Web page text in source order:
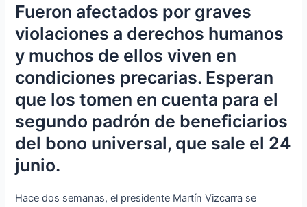
Fueron afectados por graves
violaciones a derechos humanos
y muchos de ellos viven en
condiciones precarias. Esperan
que los tomen en cuenta para el
segundo padrón de beneficiarios
del bono universal, que sale el 24
junio.
Hace dos semanas, el presidente Martín Vizcarra se